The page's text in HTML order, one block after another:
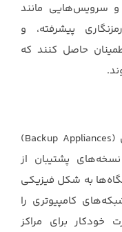
و سرویس‌هایی مانند
پیشرفته، و
حاصل کنند که
استفاده از دستگاه‌های پشتیبان‌گیری (‏Backup Appliances‏)
‏پشتیبان از
به شکل فیزیکی
کامپیوتری را
خودکار برای مراکز